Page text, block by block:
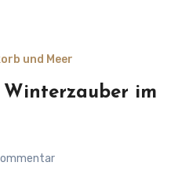
und Meer
im